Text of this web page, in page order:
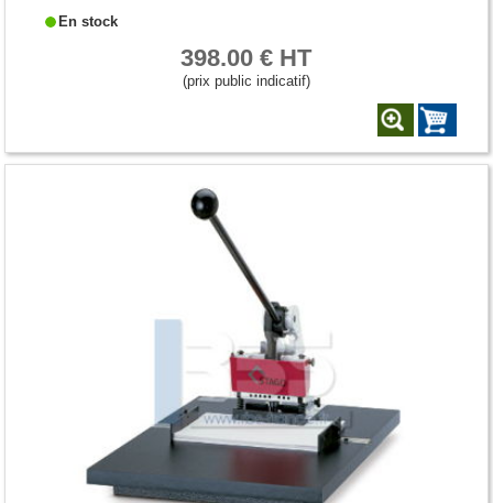
En stock
398.00 € HT
(prix public indicatif)